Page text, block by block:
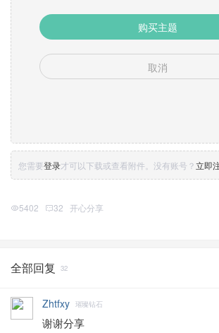
购买主题
取消
您需要登录才可以下载或查看附件。没有账号？立即
5402 32 开心分享
全部回复 32
Zhtfxy 璀璨钻石
谢谢分享